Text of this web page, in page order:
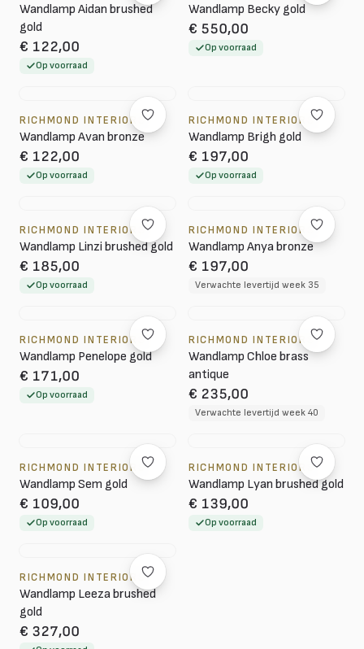
Wandlamp Aidan brushed
gold
€ 122,00
Op voorraad
Wandlamp Becky gold
€ 550,00
Op voorraad
RICHMOND INTERIORS
Wandlamp Avan bronze
€ 122,00
Op voorraad
RICHMOND INTERIORS
Wandlamp Brigh gold
€ 197,00
Op voorraad
RICHMOND INTERIORS
Wandlamp Linzi brushed gold
€ 185,00
Op voorraad
RICHMOND INTERIORS
Wandlamp Anya bronze
€ 197,00
Verwachte levertijd week 35
RICHMOND INTERIORS
Wandlamp Penelope gold
€ 171,00
Op voorraad
RICHMOND INTERIORS
Wandlamp Chloe brass
antique
€ 235,00
Verwachte levertijd week 40
RICHMOND INTERIORS
Wandlamp Sem gold
€ 109,00
Op voorraad
RICHMOND INTERIORS
Wandlamp Lyan brushed gold
€ 139,00
Op voorraad
RICHMOND INTERIORS
Wandlamp Leeza brushed
gold
€ 327,00